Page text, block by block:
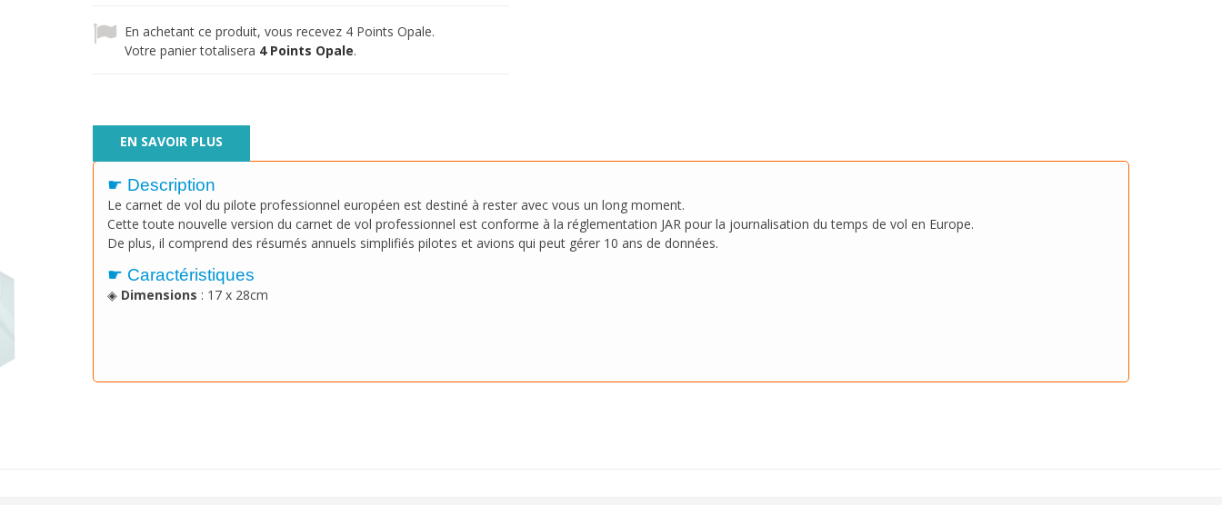
En achetant ce produit, vous recevez 4 Points Opale.
Votre panier totalisera 4Points Opale.
EN SAVOIR PLUS
☛ Description
Le carnet de vol du pilote professionnel européen est destiné à rester avec vous un long moment.
Cette toute nouvelle version du carnet de vol professionnel est conforme à la réglementation JAR pour la journalisation du temps de vol en Europe.
De plus, il comprend des résumés annuels simplifiés pilotes et avions qui peut gérer 10 ans de données.
☛ Caractéristiques
◈ Dimensions : 17 x 28cm